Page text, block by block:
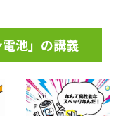
池」の講義